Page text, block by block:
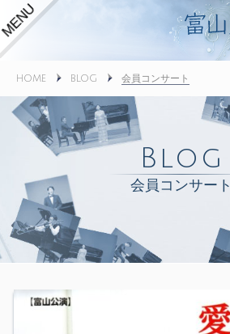
HOME BLOG 会員コンサート
Blog
会員コンサート